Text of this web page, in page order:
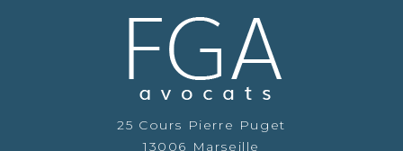
25 Cours Pierre Puget
13006 Marseille